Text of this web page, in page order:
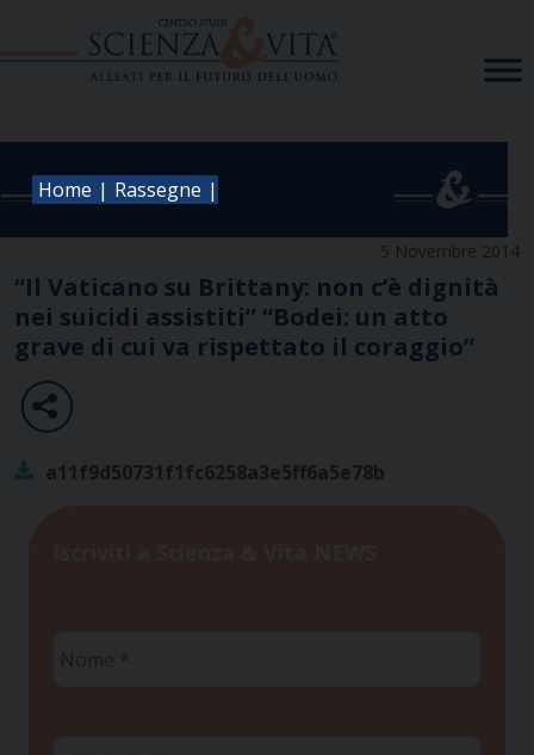
Home | Rassegne |
5 Novembre 2014
“Il Vaticano su Brittany: non c’è dignità
nei suicidi assistiti” “Bodei: un atto
grave di cui va rispettato il coraggio”
a11f9d50731f1fc6258a3e5ff6a5e78b